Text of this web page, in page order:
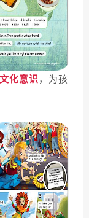
化意识，为孩